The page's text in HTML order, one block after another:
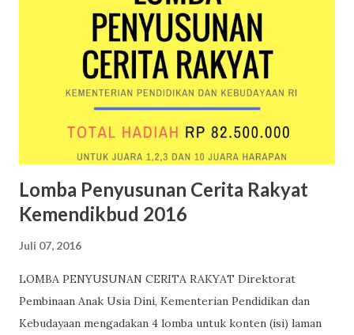
contoh surat keterangan siswa yang belum ditandatangani
kepala sekolah dan dibubuhi cap. Contoh surat
keterangan siswa yang belum dibubuhi cap sekolah dan
tanda tangan kepala sekolah Nomor Induk Siswa Nasional
Nomor Induk Siswa Nasional merupakan nomor identitas
unik yang diberikan secara acak kepada setiap siswa di
Lomba Penyusunan Cerita Rakyat
Kemendikbud 2016
Juli 07, 2016
LOMBA PENYUSUNAN CERITA RAKYAT Direktorat
Pembinaan Anak Usia Dini, Kementerian Pendidikan dan
Kebudayaan mengadakan 4 lomba untuk konten (isi) laman